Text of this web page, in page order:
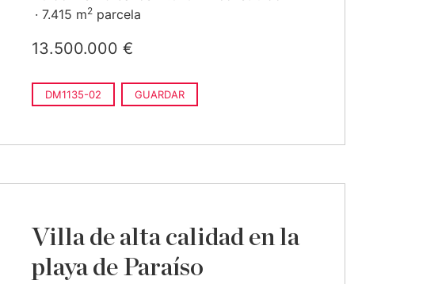
7.415 m2 parcela
13.500.000 €
DM1135-02 GUARDAR
Villa de alta calidad en la
playa de Paraíso